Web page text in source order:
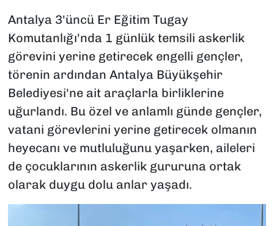
Antalya 3'üncü Er Eğitim Tugay
Komutanlığı'nda 1 günlük temsili askerlik
görevini yerine getirecek engelli gençler,
törenin ardından Antalya Büyükşehir
Belediyesi'ne ait araçlarla birliklerine
uğurlandı. Bu özel ve anlamlı günde gençler,
vatani görevlerini yerine getirecek olmanın
heyecanı ve mutluluğunu yaşarken, aileleri
de çocuklarının askerlik gururuna ortak
olarak duygu dolu anlar yaşadı.